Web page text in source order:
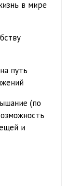
в мире
путь
(по
и